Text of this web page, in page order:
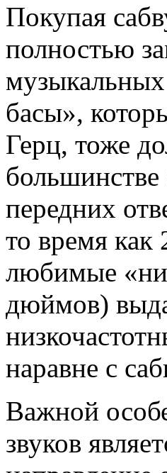
Покупая
полностью
басы»,
Герц, тоже
большинстве
передних
то время как
любимые
дюймов)
наравне с
Важной
звуков